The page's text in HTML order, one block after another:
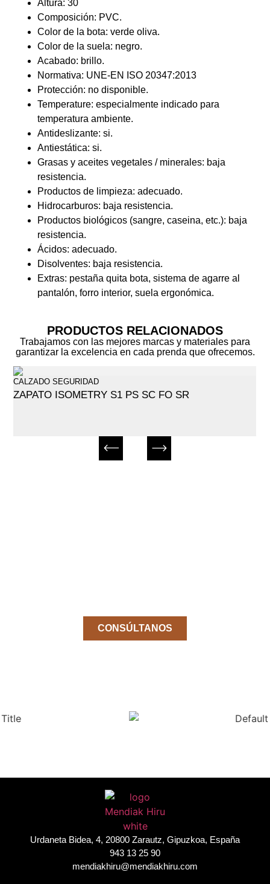
Altura: 30
Composición: PVC.
Color de la bota: verde oliva.
Color de la suela: negro.
Acabado: brillo.
Normativa: UNE-EN ISO 20347:2013
Protección: no disponible.
Temperature: especialmente indicado para
temperatura ambiente.
Antideslizante: si.
Antiestática: si.
Grasas y aceites vegetales / minerales: baja
resistencia.
Productos de limpieza: adecuado.
Hidrocarburos: baja resistencia.
Productos biológicos (sangre, caseina, etc.): baja
resistencia.
Ácidos: adecuado.
Disolventes: baja resistencia.
Extras: pestaña quita bota, sistema de agarre al
pantalón, forro interior, suela ergonómica.
PRODUCTOS RELACIONADOS
Trabajamos con las mejores marcas y materiales para
garantizar la excelencia en cada prenda que ofrecemos.
CALZADO SEGURIDAD
ZAPATO ISOMETRY S1 PS SC FO SR
CONSÚLTANOS
Urdaneta Bidea, 4, 20800 Zarautz, Gipuzkoa, España
943 13 25 90
mendiakhiru@mendiakhiru.com